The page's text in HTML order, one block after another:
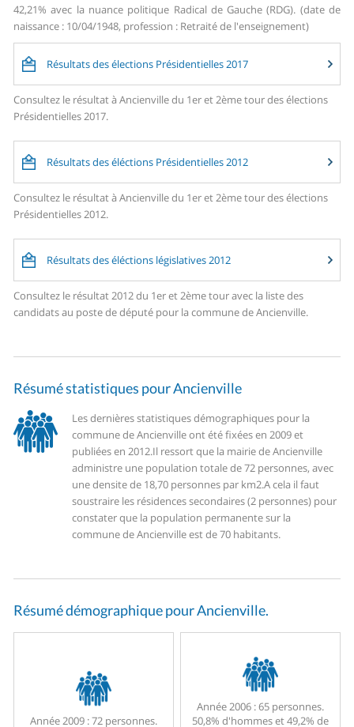
42,21% avec la nuance politique Radical de Gauche (RDG). (date de
naissance : 10/04/1948, profession : Retraité de l'enseignement)
Résultats des élections Présidentielles 2017
Consultez le résultat à Ancienville du 1er et 2ème tour des élections
Présidentielles 2017.
Résultats des éléctions Présidentielles 2012
Consultez le résultat à Ancienville du 1er et 2ème tour des élections
Présidentielles 2012.
Résultats des éléctions législatives 2012
Consultez le résultat 2012 du 1er et 2ème tour avec la liste des
candidats au poste de député pour la commune de Ancienville.
Résumé statistiques pour Ancienville
Les dernières statistiques démographiques pour la
commune de Ancienville ont été fixées en 2009 et
publiées en 2012.Il ressort que la mairie de Ancienville
administre une population totale de 72 personnes, avec
une densite de 18,70 personnes par km2.A cela il faut
soustraire les résidences secondaires (2 personnes) pour
constater que la population permanente sur la
commune de Ancienville est de 70 habitants.
Résumé démographique pour Ancienville.
Année 2009 :72 personnes.
Année 2006 :65 personnes.
50,8% d'hommes et 49,2% de